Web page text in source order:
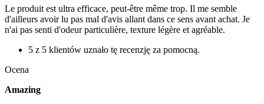
Le produit est ultra efficace, peut-être même trop. Il me semble
d'ailleurs avoir lu pas mal d'avis allant dans ce sens avant achat. Je
n'ai pas senti d'odeur particulière, texture légère et agréable.
5 z 5 klientów uznało tę recenzję za pomocną.
Ocena
Amazing